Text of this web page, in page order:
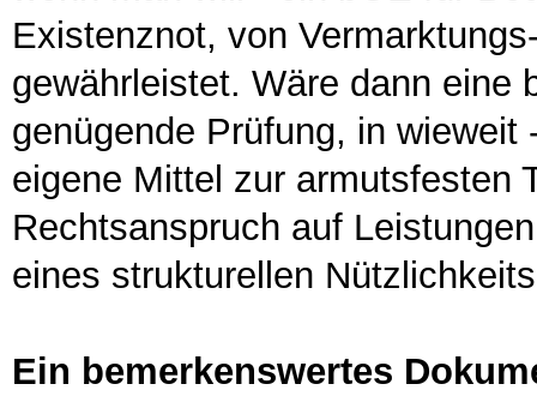
Existenznot, von
gewährleistet. Wäre dann eine
genügende Prüfung, in
eigene Mittel zur armutsfesten
Rechtsanspruch auf
eines strukturellen
Ein bemerkenswertes